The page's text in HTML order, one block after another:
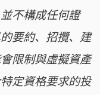
不構成任何證
要約、招攬、建
限制與虛擬資產
定資格要求的投